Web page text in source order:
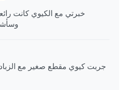
خبرتي مع الكيوي كانت
جربت كيوي مقطع صغير مع